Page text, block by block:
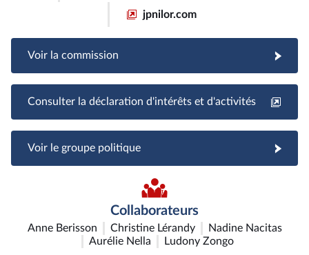
jpnilor.com
Voir la commission
Consulter la déclaration d'intérêts et d'activités
Voir le groupe politique
Collaborateurs
Anne Berisson Christine Lérandy
Nadine Nacitas
Aurélie Nella
Ludony Zongo